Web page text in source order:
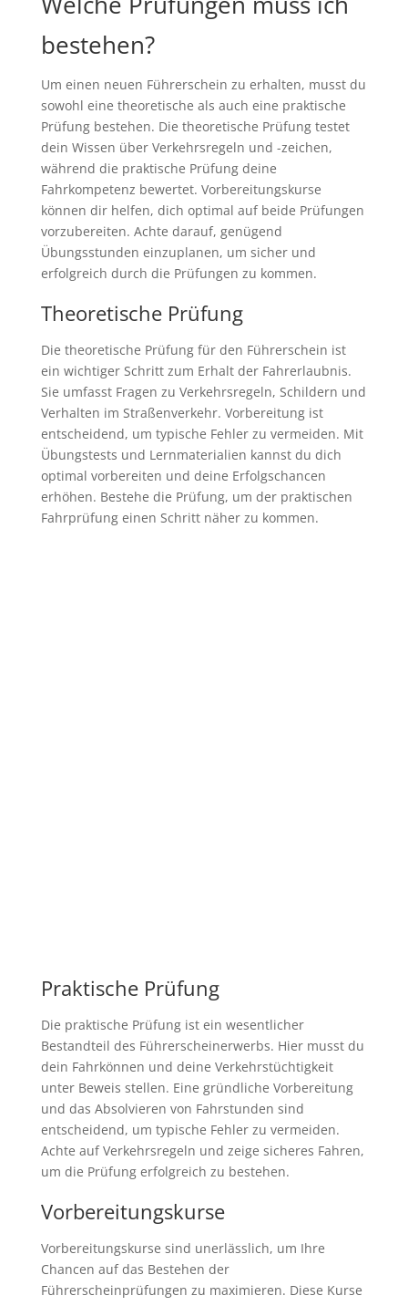
bestehen?
Um einen neuen Führerschein zu erhalten, musst du
sowohl eine theoretische als auch eine praktische
Prüfung bestehen. Die theoretische Prüfung testet
dein Wissen über Verkehrsregeln und -zeichen,
während die praktische Prüfung deine
Fahrkompetenz bewertet. Vorbereitungskurse
können dir helfen, dich optimal auf beide Prüfungen
vorzubereiten. Achte darauf, genügend
Übungsstunden einzuplanen, um sicher und
erfolgreich durch die Prüfungen zu kommen.
Theoretische Prüfung
Die theoretische Prüfung für den Führerschein ist
ein wichtiger Schritt zum Erhalt der Fahrerlaubnis.
Sie umfasst Fragen zu Verkehrsregeln, Schildern und
Verhalten im Straßenverkehr. Vorbereitung ist
entscheidend, um typische Fehler zu vermeiden. Mit
Übungstests und Lernmaterialien kannst du dich
optimal vorbereiten und deine Erfolgschancen
erhöhen. Bestehe die Prüfung, um der praktischen
Fahrprüfung einen Schritt näher zu kommen.
Praktische Prüfung
Die praktische Prüfung ist ein wesentlicher
Bestandteil des Führerscheinerwerbs. Hier musst du
dein Fahrkönnen und deine Verkehrstüchtigkeit
unter Beweis stellen. Eine gründliche Vorbereitung
und das Absolvieren von Fahrstunden sind
entscheidend, um typische Fehler zu vermeiden.
Achte auf Verkehrsregeln und zeige sicheres Fahren,
um die Prüfung erfolgreich zu bestehen.
Vorbereitungskurse
Vorbereitungskurse sind unerlässlich, um Ihre
Chancen auf das Bestehen der
Führerscheinprüfungen zu maximieren. Diese Kurse